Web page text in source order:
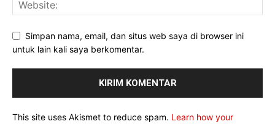
Simpan nama, email, dan situs web saya di browser ini
untuk lain kali saya berkomentar.
This site uses Akismet to reduce spam. Learn how your